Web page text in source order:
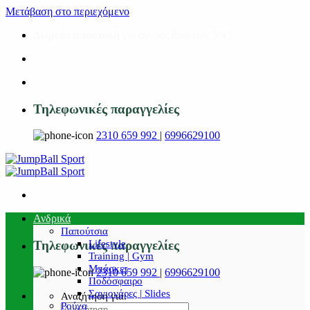
Μετάβαση στο περιεχόμενο
Τηλεφωνικές παραγγελίες
2310 659 992 | 6996629100
Τηλεφωνικές παραγγελίες
2310 659 992 | 6996629100
Αναζήτηση για:
Ανδρικά
Παπούτσια
Lifestyle
Training | Gym
Μπάσκετ
Ποδόσφαιρο
Σαγιονάρες | Slides
Ρούχα